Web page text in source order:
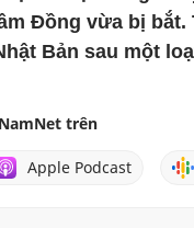
Đồng vừa bị bắt.
Bản sau một
trên
Apple Podcast